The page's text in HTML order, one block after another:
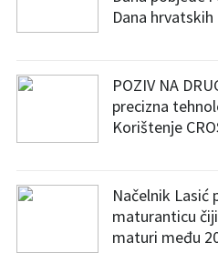
Dana
POZIV NA
precizna
Korištenje
Načelnik Lasić
maturanticu
maturi među